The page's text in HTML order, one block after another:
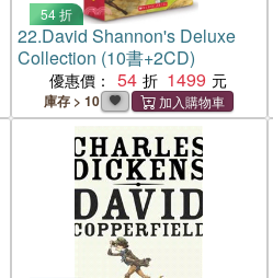
54 折
22.David Shannon's Deluxe
Collection (10書+2CD)
優惠價： 54 1499
庫存 > 10